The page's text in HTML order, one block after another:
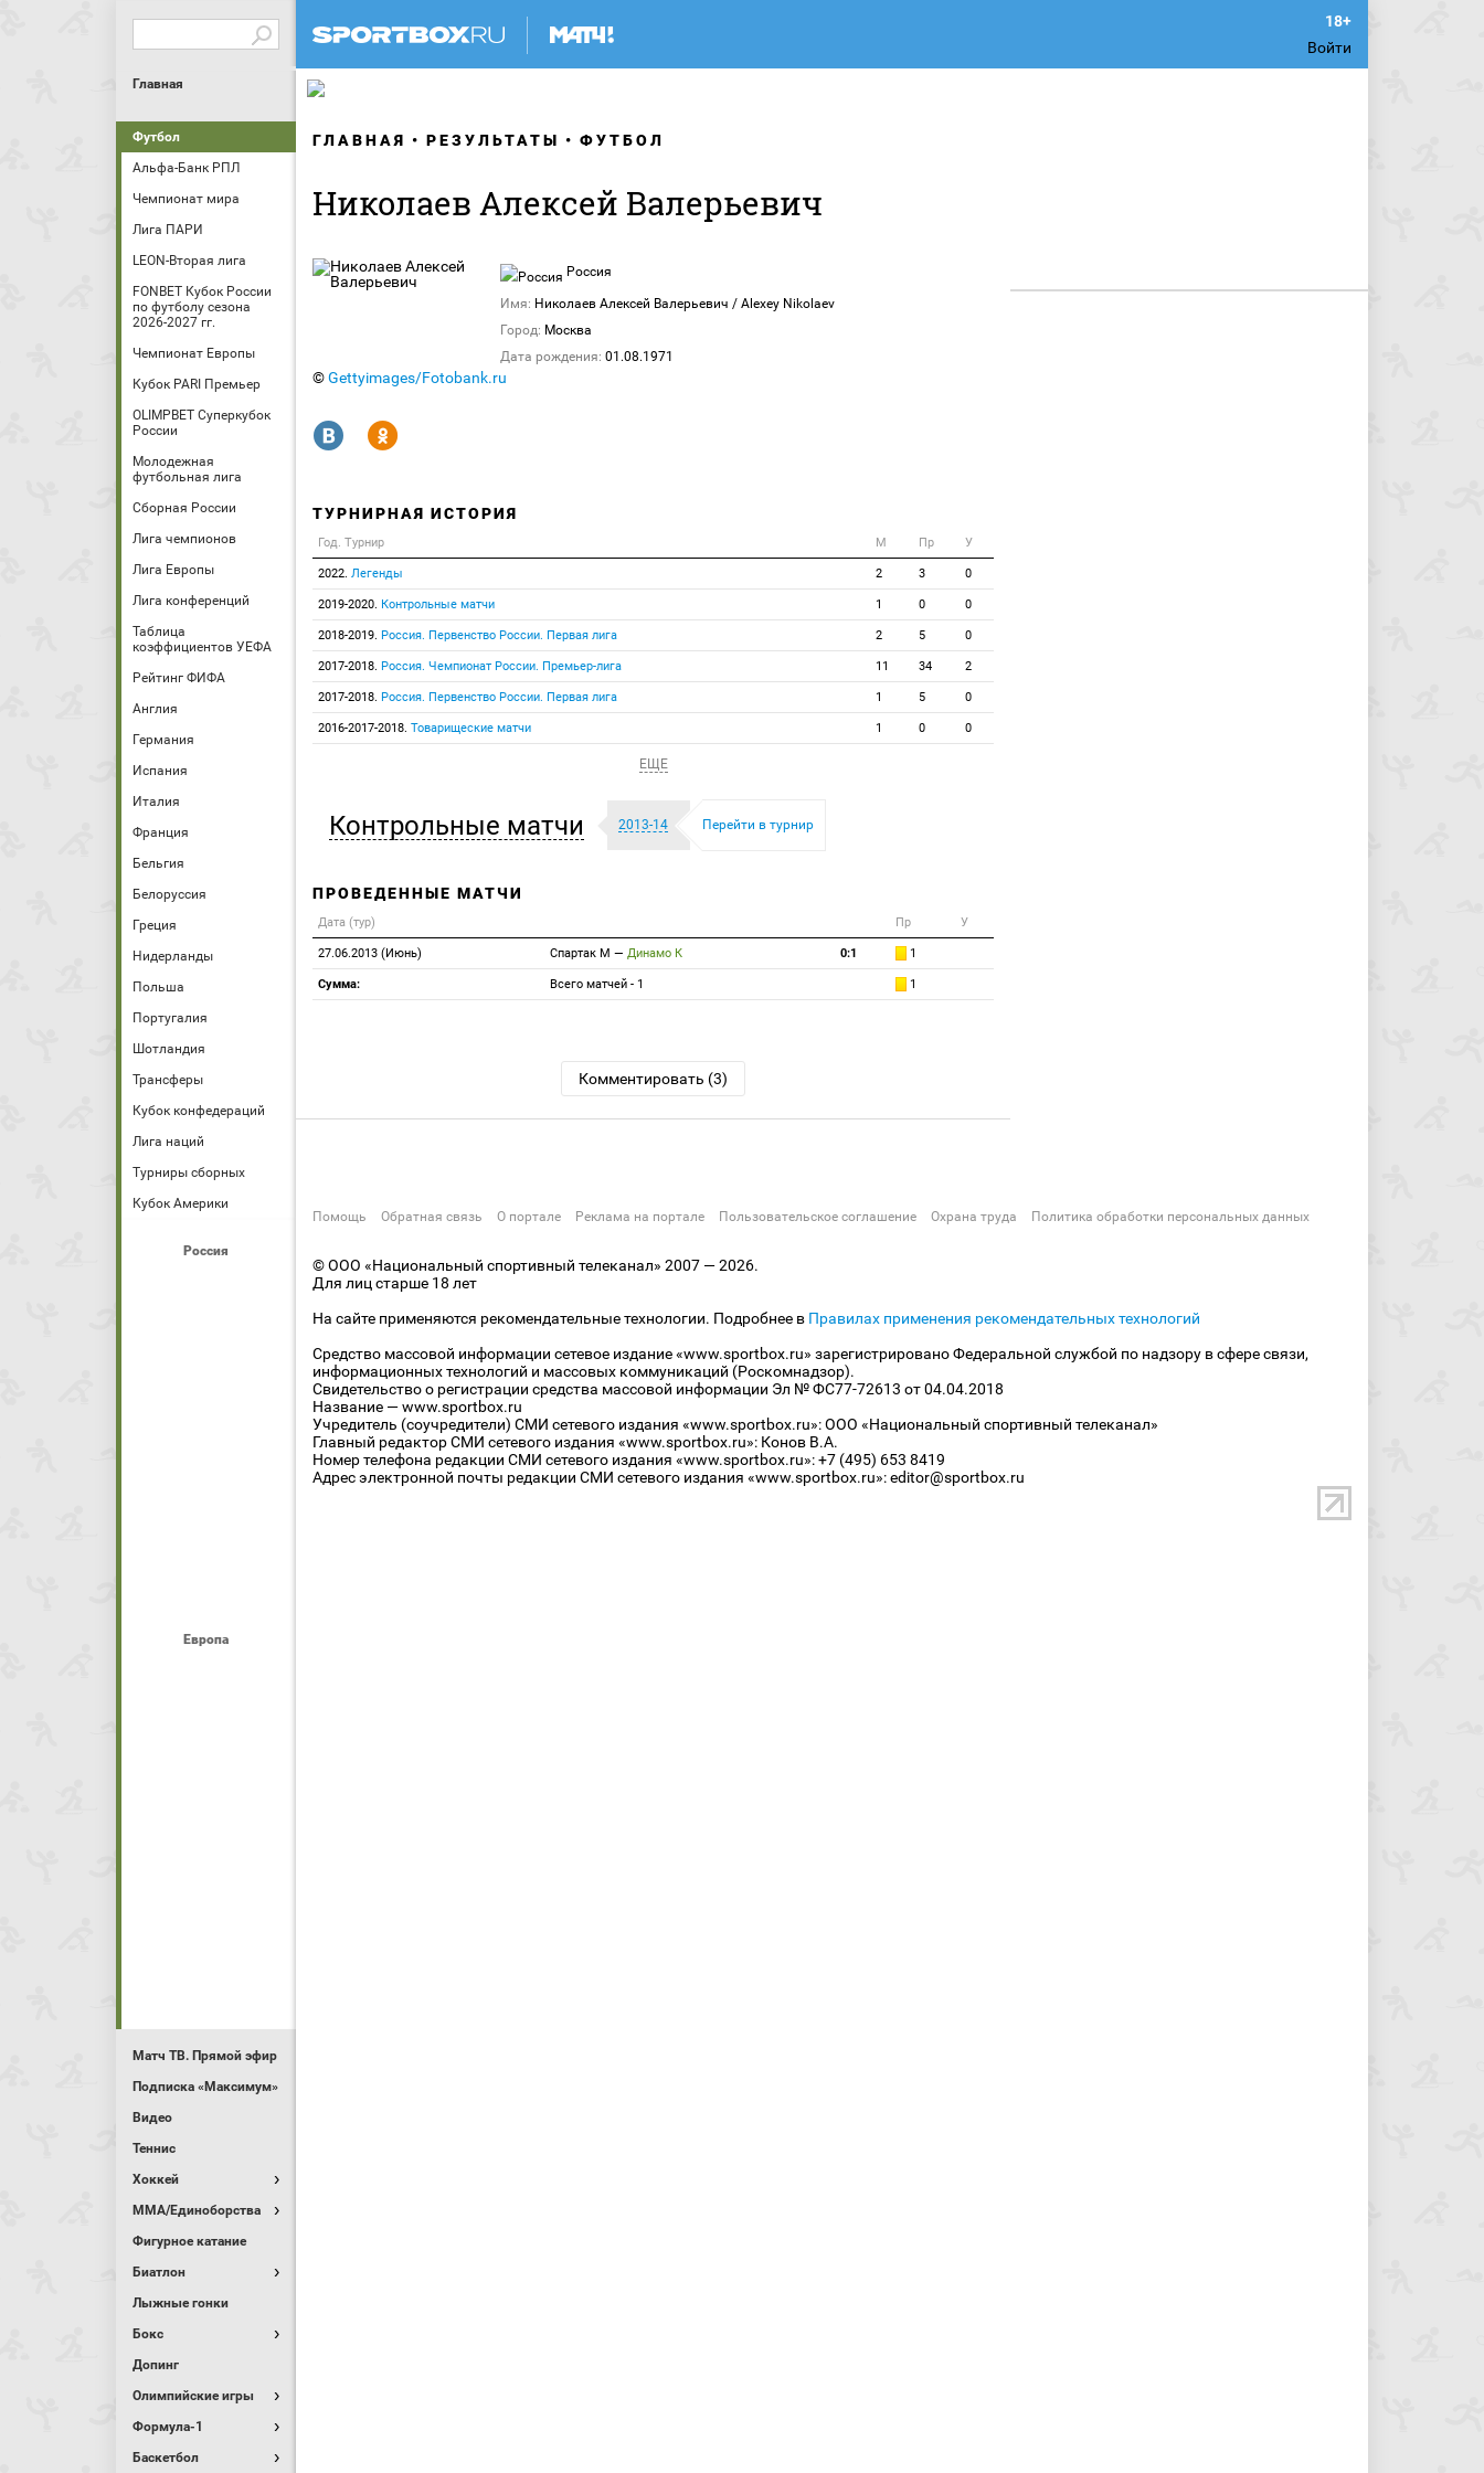
Войти
Главная
Футбол
Альфа-Банк РПЛ
Чемпионат мира
Лига ПАРИ
LEON-Вторая лига
FONBET Кубок России
по футболу сезона
2026-2027 гг.
Чемпионат Европы
Кубок PARI Премьер
OLIMPBET Суперкубок
России
Молодежная
футбольная лига
Сборная России
Лига чемпионов
Лига Европы
Лига конференций
Таблица
коэффициентов УЕФА
Рейтинг ФИФА
Англия
Германия
Испания
Италия
Франция
Бельгия
Белоруссия
Греция
Нидерланды
Польша
Португалия
Шотландия
Трансферы
Кубок конфедераций
Лига наций
Турниры сборных
Кубок Америки
Россия
Европа
Матч ТВ. Прямой эфир
Подписка «Максимум»
Видео
Теннис
Хоккей
MMA/Единоборства
Фигурное катание
Биатлон
Лыжные гонки
Бокс
Допинг
Олимпийские игры
Формула-1
Баскетбол
ГЛАВНАЯ РЕЗУЛЬТАТЫ ФУТБОЛ
Николаев Алексей Валерьевич
Россия
Имя: Николаев Алексей Валерьевич / Alexey Nikolaev
Город: Москва
Дата рождения: 01.08.1971
©Gettyimages/Fotobank.ru
R Y
ТУРНИРНАЯ ИСТОРИЯ
Год. Турнир М Пр У
2022. Легенды 2 3 0
2019-2020. Контрольные матчи 1 0 0
2018-2019. Россия. Первенство России. Первая лига 2 5 0
2017-2018. Россия. Чемпионат России. Премьер-лига 11 34 2
2017-2018. Россия. Первенство России. Первая лига 1 5 0
2016-2017-2018. Товарищеские матчи 1 0 0
ЕЩЕ
Контрольные матчи 2013-14 Перейти в турнир
ПРОВЕДЕННЫЕ МАТЧИ
Дата (тур) Пр У
27.06.2013 (Июнь) Спартак М — Динамо К 0:1 1
Сумма: Всего матчей - 1 1
Комментировать (3)
Помощь Обратная связь О портале Реклама на портале Пользовательское соглашение Охрана труда Политика обработки персональных данных
© ООО «Национальный спортивный телеканал» 2007 — 2026.
Для лиц старше 18 лет
На сайте применяются рекомендательные технологии. Подробнее в Правилах применения рекомендательных технологий
Средство массовой информации сетевое издание «www.sportbox.ru» зарегистрировано Федеральной службой по надзору в сфере связи,
информационных технологий и массовых коммуникаций (Роскомнадзор).
Свидетельство о регистрации средства массовой информации Эл № ФС77-72613 от 04.04.2018
Название — www.sportbox.ru
Учредитель (соучредители) СМИ сетевого издания «www.sportbox.ru»: ООО «Национальный спортивный телеканал»
Главный редактор СМИ сетевого издания «www.sportbox.ru»: Конов В.А.
Номер телефона редакции СМИ сетевого издания «www.sportbox.ru»: +7 (495) 653 8419
Адрес электронной почты редакции СМИ сетевого издания «www.sportbox.ru»: editor@sportbox.ru